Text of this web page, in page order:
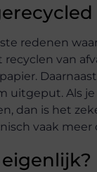
redenen
recyclen van
uitgeput. Als
dan is het
vaak meer